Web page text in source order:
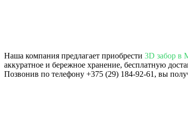
Наша компания предлагает приобрести 3D забор в
аккуратное и бережное хранение, бесплатную
Позвонив по телефону +375 (29) 184-92-61, вы